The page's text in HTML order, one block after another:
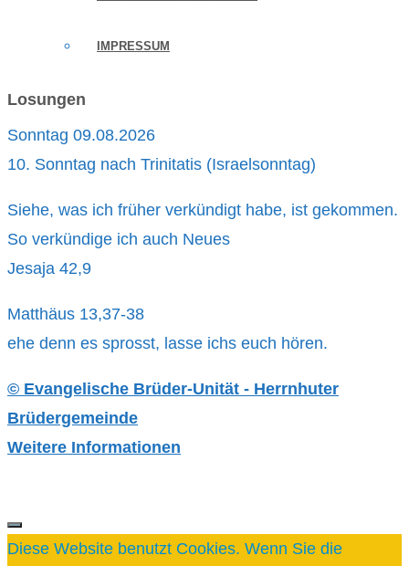
IMPRESSUM
Losungen
Sonntag 09.08.2026
10. Sonntag nach Trinitatis (Israelsonntag)
Siehe, was ich früher verkündigt habe, ist gekommen.
So verkündige ich auch Neues
Jesaja 42,9
Matthäus 13,37-38
ehe denn es sprosst, lasse ichs euch hören.
© Evangelische Brüder-Unität - Herrnhuter
Brüdergemeinde
Weitere Informationen
SCHLIESSEN
Diese Website benutzt Cookies. Wenn Sie die